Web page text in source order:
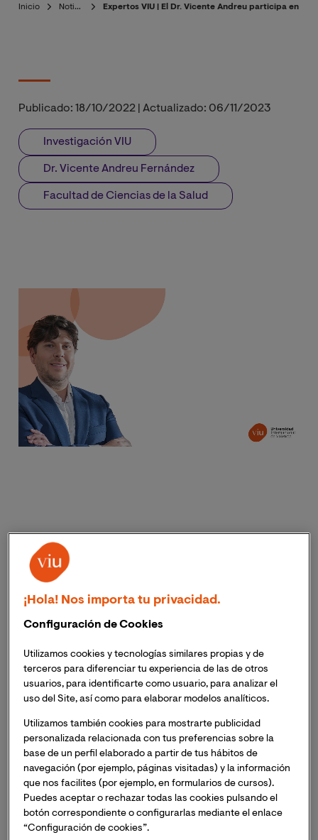
Inicio Noticias Expertos VIU | El Dr. Vicente Andreu participa en
Publicado: 18/10/2022 Actualizado: 06/11/2023
Investigación VIU
Dr. Vicente Andreu Fernández
Facultad de Ciencias de la Salud
Dr. Vicente Andreu Fernández
investigador de VIU ha participado en una innovadora
investigación, que mediante el uso de
ómicas e inteligencia artificialha desarrollado 4
infección intraamniótica y poder predecir la posibilidad
de parto prematuro en mujeres de alto riesgo.
Los resultado obtenidos de la investigación suponen un
importante paso adelante en el desarrollo de un
método o métodos no invasivos, que puedan suponer
una alternativa a la amniocentesis a la hora de
determinar el riesgo de un posible parto prematuro,
reduciendo de esta manera el riesgo, tanto del feto
como de la madre, y permitiendo llevar a término un
embarazo en 38 semanas de forma exitosa.
¡Hola! Nos importa tu privacidad.
Configuración de Cookies
Utilizamos cookies y tecnologías similares propias y de
terceros para diferenciar tu experiencia de las de otros
usuarios, para identificarte como usuario, para analizar el
uso del Site, así como para elaborar modelos analíticos.
Utilizamos también cookies para mostrarte publicidad
personalizada relacionada con tus preferencias sobre la
base de un perfil elaborado a partir de tus hábitos de
navegación (por ejemplo, páginas visitadas) y la información
que nos facilites (por ejemplo, en formularios de cursos).
Puedes aceptar o rechazar todas las cookies pulsando el
botón correspondiente o configurarlas mediante el enlace
“Configuración de cookies”.